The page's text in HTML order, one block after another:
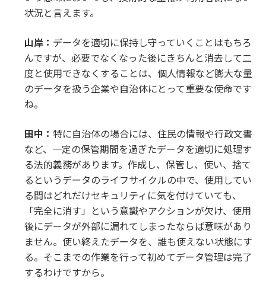
状況と言えます。
山岸： データを適切に保持し守っていくことはもちろ
んですが、必要でなくなった後にきちんと消去して二
度と使用できなくすることは、個人情報など膨大な量
のデータを扱う企業や自治体にとって重要な使命です
ね。
田中： 特に自治体の場合には、住民の情報や行政文書
など、一定の保管期間を過ぎたデータを適切に処理す
る法的義務があります。作成し、保管し、使い、捨て
るというデータのライフサイクルの中で、使用してい
る間はどれだけセキュリティに気を付けていても、
「完全に消す」という意識やアクションが欠け、使用
後にデータが外部に漏れてしまったならば意味があり
ません。使い終えたデータを、誰も使えない状態にす
る。そこまでの作業を行って初めてデータ管理は完了
するわけですから。